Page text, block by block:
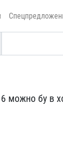
​можно бу в